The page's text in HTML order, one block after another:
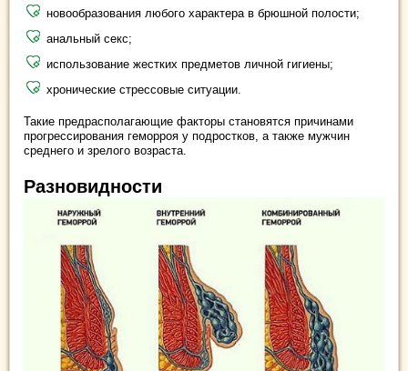
новообразования любого характера в брюшной полости;
анальный секс;
использование жестких предметов личной гигиены;
хронические стрессовые ситуации.
Такие предрасполагающие факторы становятся причинами
прогрессирования геморроя у подростков, а также мужчин
среднего и зрелого возраста.
Разновидности